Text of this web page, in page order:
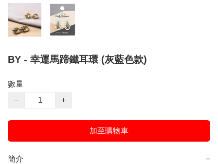
BY - 幸運馬蹄鐵耳環 (灰藍色款)
數量
−
+
加至購物車
簡介 −